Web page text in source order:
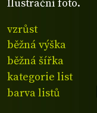
Ilustrační foto.
vzrůst
běžná výška
běžná šířka
kategorie list
barva listů